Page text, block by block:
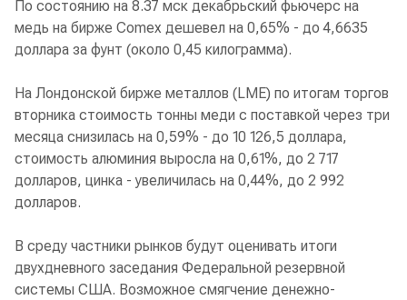
По состоянию на 8.37 мск декабрьский фьючерс на
медь на бирже Comex дешевел на 0,65% - до 4,6635
доллара за фунт (около 0,45 килограмма).
На Лондонской бирже металлов (LME) по итогам торгов
вторника стоимость тонны меди с поставкой через три
месяца снизилась на 0,59% - до 10 126,5 доллара,
стоимость алюминия выросла на 0,61%, до 2 717
долларов, цинка - увеличилась на 0,44%, до 2 992
долларов.
В среду частники рынков будут оценивать итоги
двухдневного заседания Федеральной резервной
системы США. Возможное смягчение денежно-